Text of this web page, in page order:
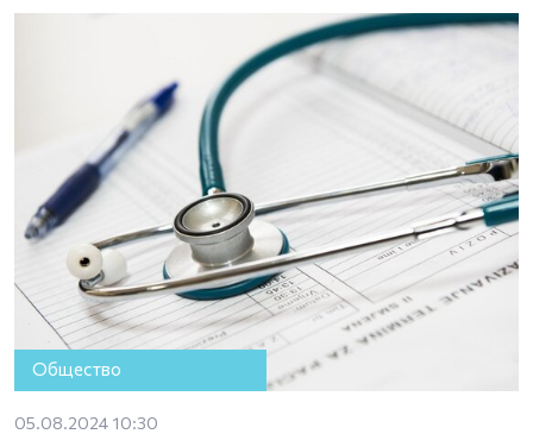
Общество
05.08.2024 10:30